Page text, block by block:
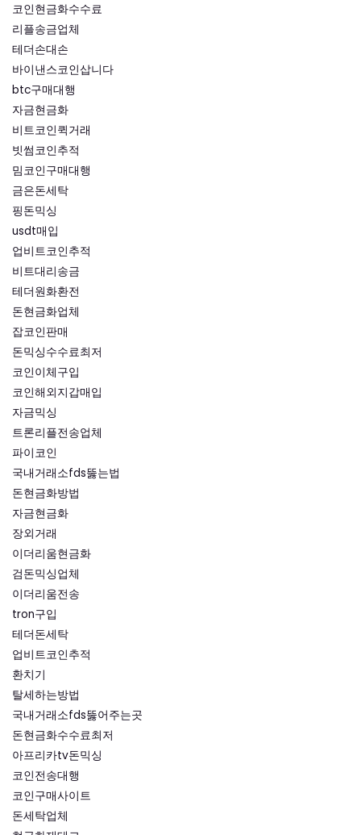
코인현금화수수료
리플송금업체
테더손대손
바이낸스코인삽니다
btc구매대행
자금현금화
비트코인퀵거래
빗썸코인추적
밈코인구매대행
금은돈세탁
핑돈믹싱
usdt매입
업비트코인추적
비트대리송금
테더원화환전
돈현금화업체
잡코인판매
돈믹싱수수료최저
코인이체구입
코인해외지갑매입
자금믹싱
트론리플전송업체
파이코인
국내거래소fds뚫는법
돈현금화방법
자금현금화
장외거래
이더리움현금화
검돈믹싱업체
이더리움전송
tron구입
테더돈세탁
업비트코인추적
환치기
탈세하는방법
국내거래소fds뚫어주는곳
돈현금화수수료최저
아프리카tv돈믹싱
코인전송대행
코인구매사이트
돈세탁업체